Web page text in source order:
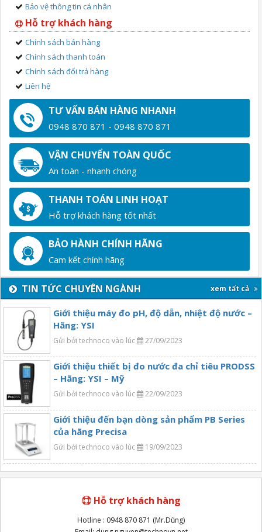
Bảo vệ thông tin cá nhân
Hỗ trợ khách hàng
Chính sách bán hàng
Chính sách thanh toán
Chính sách đổi trả hàng
Liên hệ
TƯ VẤN BÁN HÀNG NHANH
0948 870 871 - 0948 870 871
VẬN CHUYỂN TOÀN QUỐC
An toàn - nhanh chóng
THANH TOÁN LINH HOẠT
Hỗ trợ khách hàng tốt nhất
BẢO HÀNH CHÍNH HÃNG
Cam kết chính hãng
TIN TỨC CHUYÊN NGÀNH xem tất cả
Giới thiệu máy đo pH, độ dẫn, nhiệt độ nước –
Hãng: YSI
Gửi bởi technoco vào lúc 27/09/2023
Giới thiệu thiết bị đo nước đa chỉ tiêu PRODSS
– Hãng: YSI – Mỹ
Gửi bởi technoco vào lúc 22/09/2023
Giới thiệu đến bạn dòng sản phẩm PB Series
của hãng Precisa
Gửi bởi technoco vào lúc 19/09/2023
Hỗ trợ khách hàng
Hotline : 0948 870 871 (Mr.Dũng)